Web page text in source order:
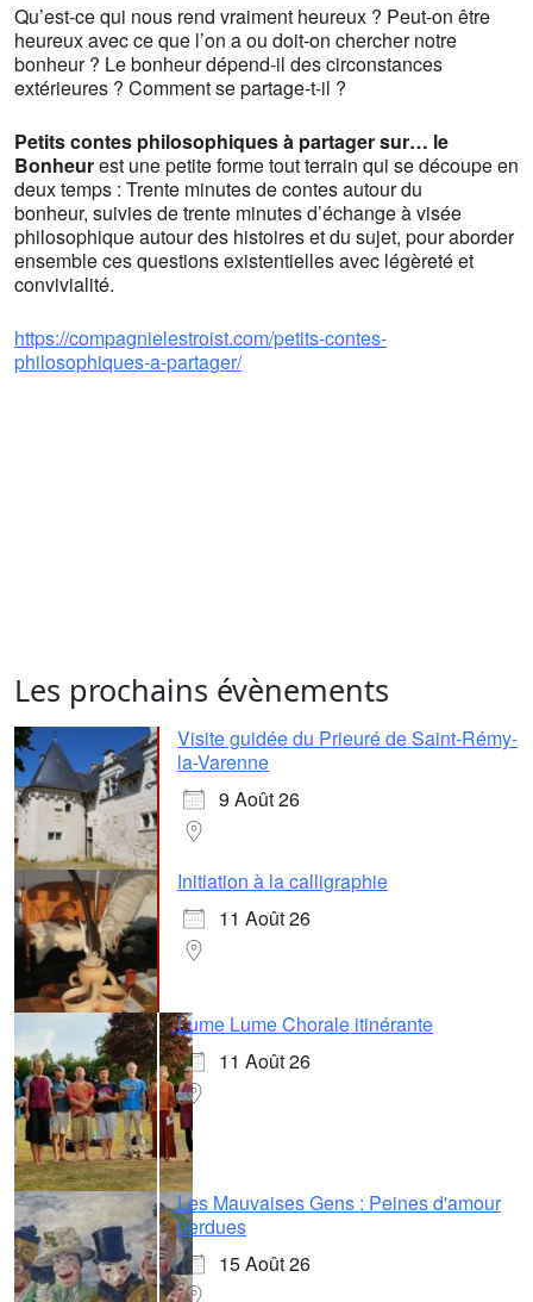
Qu’est-ce qui nous rend vraiment heureux ? Peut-on être
heureux avec ce que l’on a ou doit-on chercher notre
bonheur ? Le bonheur dépend-il des circonstances
extérieures ? Comment se partage-t-il ?
Petits contes philosophiques à partager sur… le
Bonheurest une petite forme tout terrain qui se découpe en
deux temps : Trente minutes de contes autour du
bonheur, suivies de trente minutes d’échange à visée
philosophique autour des histoires et du sujet, pour aborder
ensemble ces questions existentielles avec légèreté et
convivialité.
https://compagnielestroist.com/petits-contes-
philosophiques-a-partager/
Les prochains évènements
Visite guidée du Prieuré de Saint-Rémy-
la-Varenne
9 Août 26
Initiation à la calligraphie
11 Août 26
Lume Lume Chorale itinérante
11 Août 26
Les Mauvaises Gens : Peines d'amour
perdues
15 Août 26